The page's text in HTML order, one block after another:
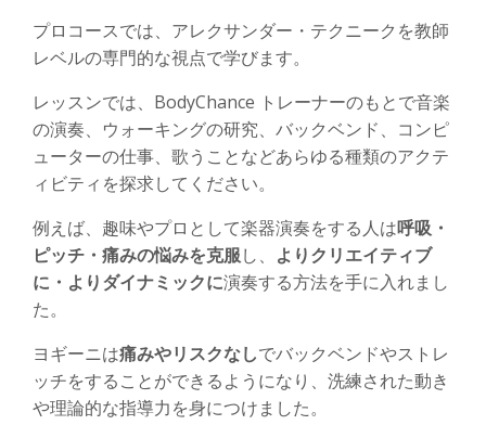
プロコースでは、アレクサンダー・テクニークを教師
レベルの専門的な視点で学びます。
レッスンでは、BodyChance トレーナーのもとで音楽
の演奏、ウォーキングの研究、バックベンド、コンピ
ューターの仕事、歌うことなどあらゆる種類のアクテ
ィビティを探求してください。
例えば、趣味やプロとして楽器演奏をする人は呼吸・
ピッチ・痛みの悩みを克服し、 よりクリエイティブ
に・よりダイナミックに演奏する方法を手に入れまし
た。
ヨギーニは痛みやリスクなしでバックベンドやストレ
ッチをすることができるようになり、洗練された動き
や理論的な指導力を身につけました。